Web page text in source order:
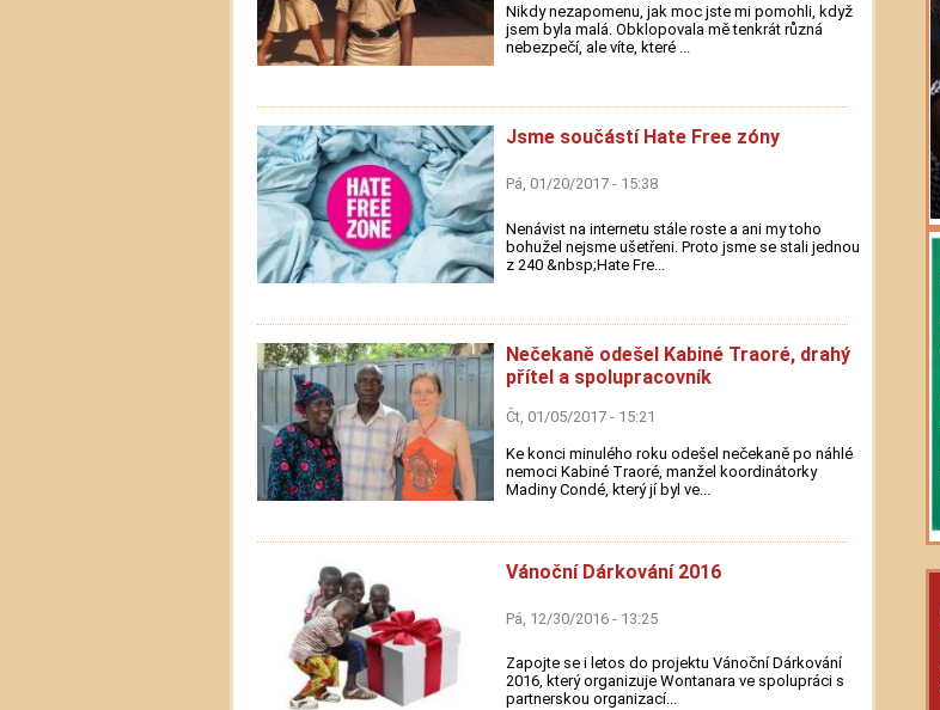
Nikdy nezapomenu, jak moc jste mi pomohli, když
jsem byla malá. Obklopovala mě tenkrát různá
nebezpečí, ale víte, které ...
Jsme součástí Hate Free zóny
Pá, 01/20/2017 - 15:38
Nenávist na internetu stále roste a ani my toho
bohužel nejsme ušetřeni. Proto jsme se stali jednou
z 240 &nbsp;Hate Fre...
Nečekaně odešel Kabiné Traoré, drahý
přítel a spolupracovník
Čt, 01/05/2017 - 15:21
Ke konci minulého roku odešel nečekaně po náhlé
nemoci Kabiné Traoré, manžel koordinátorky
Madiny Condé, který jí byl ve...
Vánoční Dárkování 2016
Pá, 12/30/2016 - 13:25
Zapojte se i letos do projektu Vánoční Dárkování
2016, který organizuje Wontanara ve spolupráci s
partnerskou organizací...